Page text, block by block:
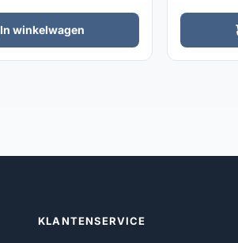
In winkelwagen
KLANTENSERVICE